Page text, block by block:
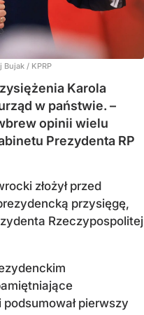
Bujak / KPRP
Karola
w państwie. –
opinii wielu
Prezydenta RP
złożył przed
przysięgę,
Rzeczypospolitej
pierwszy